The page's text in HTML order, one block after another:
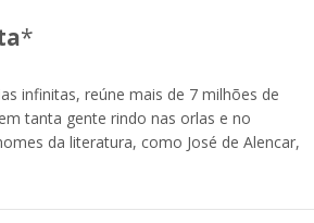
*
infinitas, reúne mais de 7 milhões de
tanta gente rindo nas orlas e no
da literatura, como José de Alencar,